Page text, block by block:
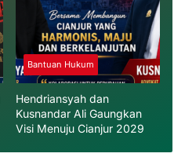
Bantuan Hukum
Hendriansyah dan
Kusnandar Ali Gaungkan
Visi Menuju Cianjur 2029